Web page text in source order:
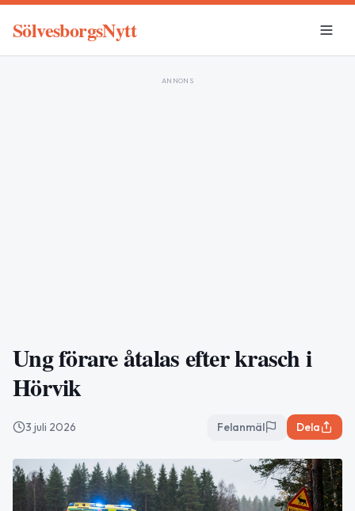
SölvesborgsNytt
ANNONS
Ung förare åtalas efter krasch i
Hörvik
3 juli 2026 Felanmäl Dela